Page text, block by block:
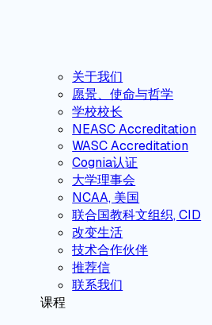
关于我们
愿景、使命与哲学
学校校长
NEASC Accreditation
WASC Accreditation
Cognia认证
大学理事会
NCAA, 美国
联合国教科文组织, CID
改变生活
技术合作伙伴
推荐信
联系我们
课程